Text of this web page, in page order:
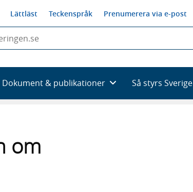
Lättläst Teckenspråk Prenumerera via e-post
Dokument & publikationer Så styrs Sverige
om